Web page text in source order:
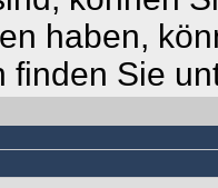
haben,
finden Sie